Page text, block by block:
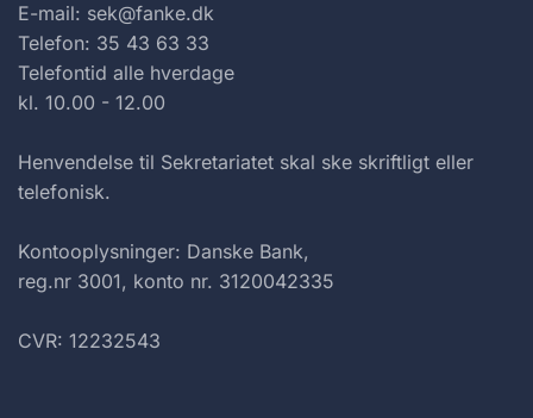
E-mail: sek@fanke.dk
Telefon: 35 43 63 33
Telefontid alle hverdage
kl. 10.00 - 12.00
Henvendelse til Sekretariatet skal ske skriftligt eller
telefonisk.
Kontooplysninger: Danske Bank,
reg.nr 3001, konto nr. 3120042335
CVR: 12232543